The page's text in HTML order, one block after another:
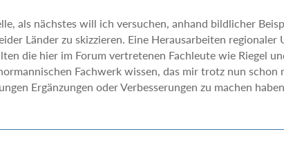
als nächstes will ich versuchen, anhand bildlicher
Länder zu skizzieren. Eine Herausarbeiten
die hier im Forum vertretenen Fachleute wie Riegel
Fachwerk wissen, das mir trotz nun
Ergänzungen oder Verbesserungen zu machen